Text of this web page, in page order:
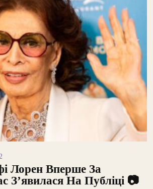
Лорен Вперше За
З’явилася На Публіці 📷